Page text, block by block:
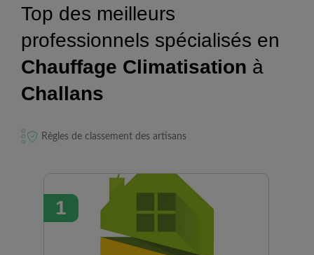
Top des meilleurs
professionnels spécialisés en
Chauffage Climatisation à
Challans
Règles de classement des artisans
1